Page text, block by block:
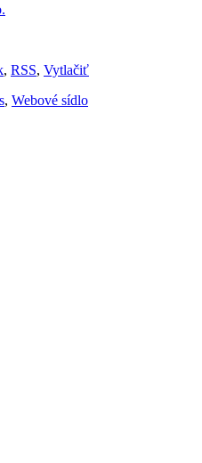
, RSS, Vytlačiť
, Webové sídlo